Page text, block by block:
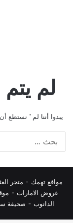
لم يتم
يبدوا أننا لم ’
مواقع تهمك - متجر
عروض الامارات -
الدانوب - صحيفة